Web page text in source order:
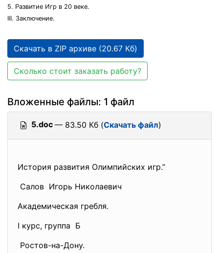
5. Развитие Игр в 20 веке.
III. Заключение.
Скачать в ZIP архиве (20.67 Кб)
Сколько стоит заказать работу?
Вложенные файлы: 1 файл
5.doc — 83.50 Кб (Скачать файл)
История развития Олимпийских игр.”
Салов Игорь Николаевич
Академическая гребля.
I курс, группа Б
Ростов-на-Дону.